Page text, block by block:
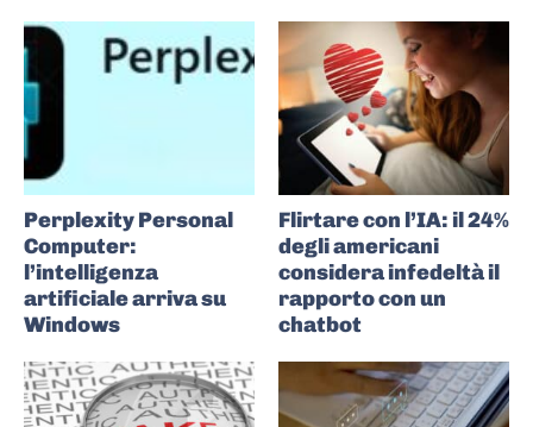
Perplexity Personal
Computer:
l’intelligenza
artificiale arriva su
Windows
Flirtare con l’IA: il 24%
degli americani
considera infedeltà il
rapporto con un
chatbot